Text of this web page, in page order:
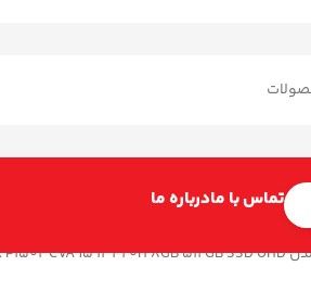
تماس با مادرباره ما